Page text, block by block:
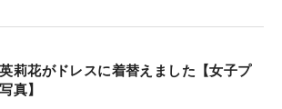
莉花がドレスに着替えました【女子プ
真】